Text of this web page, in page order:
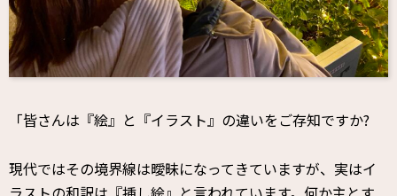
「皆さんは『絵』と『イラスト』の違いをご存知ですか?
現代ではその境界線は曖昧になってきていますが、実はイ